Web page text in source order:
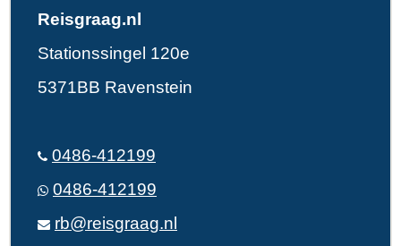
Reisgraag.nl
Stationssingel 120e
5371BB Ravenstein
0486-412199
0486-412199
rb@reisgraag.nl